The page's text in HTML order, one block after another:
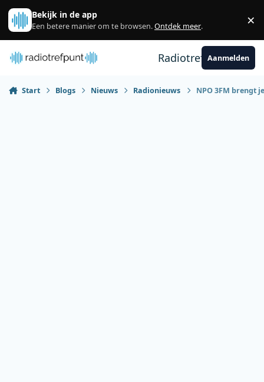
Spring naar bijdragen
Bekijk in de app
Een betere manier om te browsen.Ontdek meer. ×
RadiotrefpuntAanmelden
Start Blogs Nieuws Radionieuws NPO 3FM brengt